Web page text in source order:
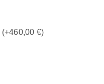
(+460,00 €)